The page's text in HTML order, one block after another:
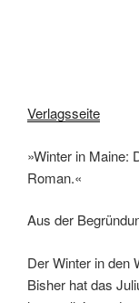
weil der Schuss
Als er vor die Tür
Der Verlust trifft
gar nicht kannte,
Sprache
zwanzig Jahre